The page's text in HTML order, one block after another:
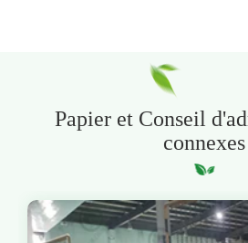
Papier et Conseil
connexes